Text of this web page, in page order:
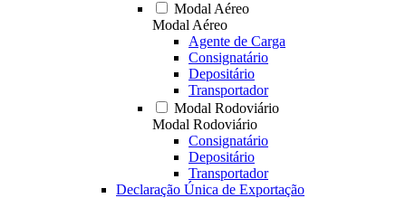
Modal Aéreo
Modal Aéreo
Agente de Carga
Consignatário
Depositário
Transportador
Modal Rodoviário
Modal Rodoviário
Consignatário
Depositário
Transportador
Declaração Única de Exportação